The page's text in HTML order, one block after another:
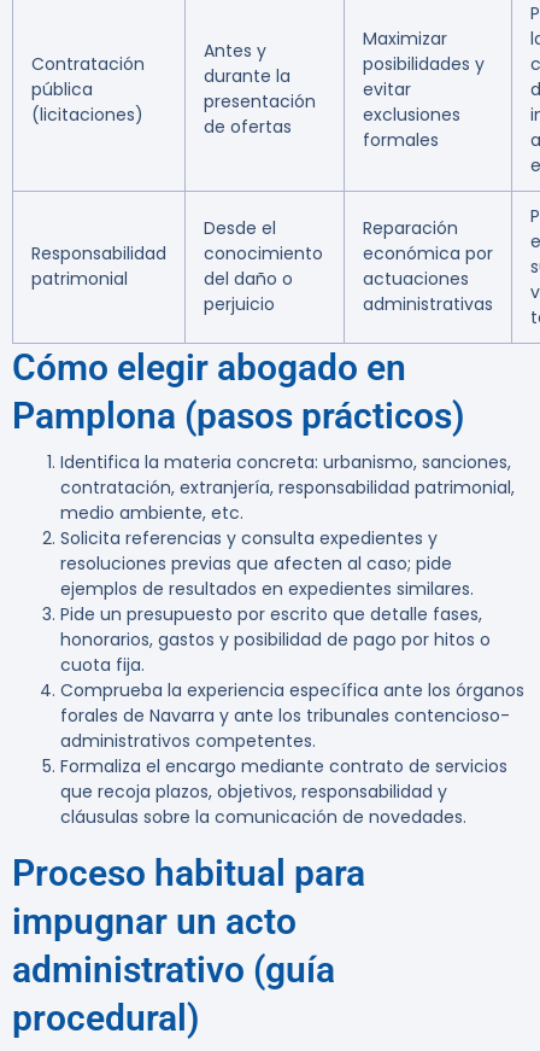
Contratación
pública
(licitaciones)
Antes y
durante la
presentación
de ofertas
Maximizar
posibilidades y
evitar
exclusiones
formales
Responsabilidad
patrimonial
Desde el
conocimiento
del daño o
perjuicio
Reparación
económica por
actuaciones
administrativas
Cómo elegir abogado en
Pamplona (pasos prácticos)
Identifica la materia concreta: urbanismo, sanciones,
contratación, extranjería, responsabilidad patrimonial,
medio ambiente, etc.
Solicita referencias y consulta expedientes y
resoluciones previas que afecten al caso; pide
ejemplos de resultados en expedientes similares.
Pide un presupuesto por escrito que detalle fases,
honorarios, gastos y posibilidad de pago por hitos o
cuota fija.
Comprueba la experiencia específica ante los órganos
forales de Navarra y ante los tribunales contencioso-
administrativos competentes.
Formaliza el encargo mediante contrato de servicios
que recoja plazos, objetivos, responsabilidad y
cláusulas sobre la comunicación de novedades.
Proceso habitual para
impugnar un acto
administrativo (guía
procedural)